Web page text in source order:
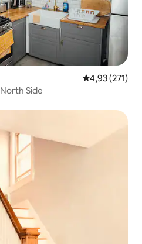
Gemiddelde
4,93 (271)
Pittsburgh, Pennsylvania - North Side